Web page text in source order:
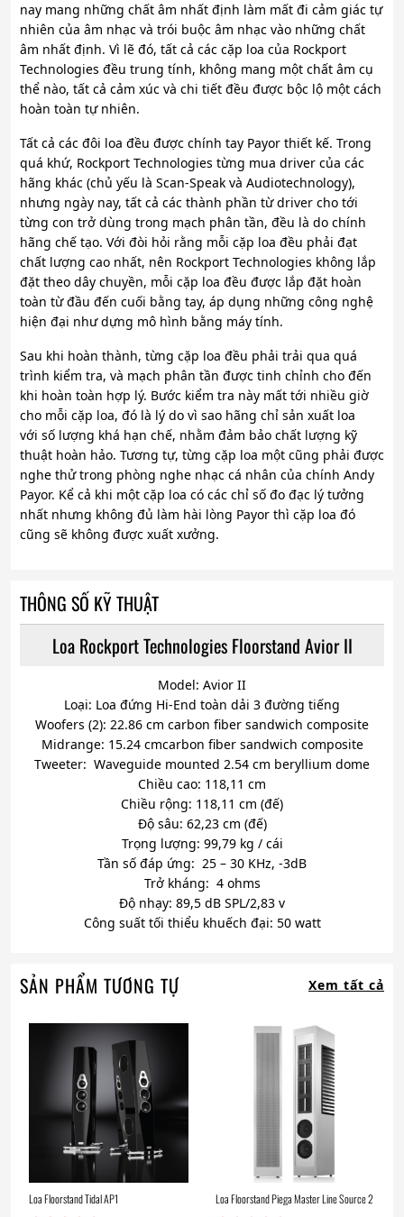
nay mang những chất âm nhất định làm mất đi cảm giác tự
nhiên của âm nhạc và trói buộc âm nhạc vào những chất
âm nhất định. Vì lẽ đó, tất cả các cặp loa của Rockport
Technologies đều trung tính, không mang một chất âm cụ
thể nào, tất cả cảm xúc và chi tiết đều được bộc lộ một cách
hoàn toàn tự nhiên.
Tất cả các đôi loa đều được chính tay Payor thiết kế. Trong
quá khứ, Rockport Technologies từng mua driver của các
hãng khác (chủ yếu là Scan-Speak và Audiotechnology),
nhưng ngày nay, tất cả các thành phần từ driver cho tới
từng con trở dùng trong mạch phân tần, đều là do chính
hãng chế tạo. Với đòi hỏi rằng mỗi cặp loa đều phải đạt
chất lượng cao nhất, nên Rockport Technologies không lắp
đặt theo dây chuyền, mỗi cặp loa đều được lắp đặt hoàn
toàn từ đầu đến cuối bằng tay, áp dụng những công nghệ
hiện đại như dựng mô hình bằng máy tính.
Sau khi hoàn thành, từng cặp loa đều phải trải qua quá
trình kiểm tra, và mạch phân tần được tinh chỉnh cho đến
khi hoàn toàn hợp lý. Bước kiểm tra này mất tới nhiều giờ
cho mỗi cặp loa, đó là lý do vì sao hãng chỉ sản xuất loa
với số lượng khá hạn chế, nhằm đảm bảo chất lượng kỹ
thuật hoàn hảo. Tương tự, từng cặp loa một cũng phải được
nghe thử trong phòng nghe nhạc cá nhân của chính Andy
Payor. Kể cả khi một cặp loa có các chỉ số đo đạc lý tưởng
nhất nhưng không đủ làm hài lòng Payor thì cặp loa đó
cũng sẽ không được xuất xưởng.
THÔNG SỐ KỸ THUẬT
Loa Rockport Technologies Floorstand Avior II
Model: Avior II
Loại: Loa đứng Hi-End toàn dải 3 đường tiếng
Woofers (2): 22.86 cm carbon fiber sandwich composite
Midrange: 15.24 cmcarbon fiber sandwich composite
Tweeter: Waveguide mounted 2.54 cm beryllium dome
Chiều cao: 118,11 cm
Chiều rộng: 118,11 cm (đế)
Độ sâu: 62,23 cm (đế)
Trọng lượng: 99,79 kg / cái
Tần số đáp ứng: 25 – 30 KHz, -3dB
Trở kháng: 4 ohms
Độ nhạy: 89,5 dB SPL/2,83 v
Công suất tối thiểu khuếch đại: 50 watt
SẢN PHẨM TƯƠNG TỰ Xem tất cả
Loa Floorstand Tidal AP1 Loa Floorstand Piega Master Line Source 2